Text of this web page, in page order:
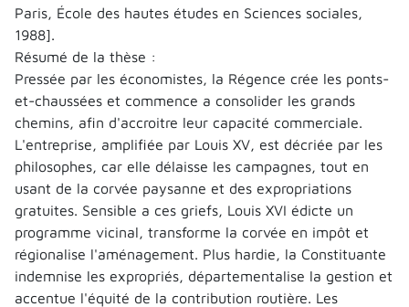
Paris, École des hautes études en Sciences sociales,
1988].
Résumé de la thèse :
Pressée par les économistes, la Régence crée les ponts-
et-chaussées et commence a consolider les grands
chemins, afin d'accroitre leur capacité commerciale.
L'entreprise, amplifiée par Louis XV, est décriée par les
philosophes, car elle délaisse les campagnes, tout en
usant de la corvée paysanne et des expropriations
gratuites. Sensible a ces griefs, Louis XVI édicte un
programme vicinal, transforme la corvée en impôt et
régionalise l'aménagement. Plus hardie, la Constituante
indemnise les expropriés, départementalise la gestion et
accentue l'équité de la contribution routière. Les